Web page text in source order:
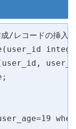
/レコードの挿入)